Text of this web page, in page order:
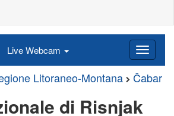
Live Webcam
Litoraneo-Montana Čabar
di Risnjak